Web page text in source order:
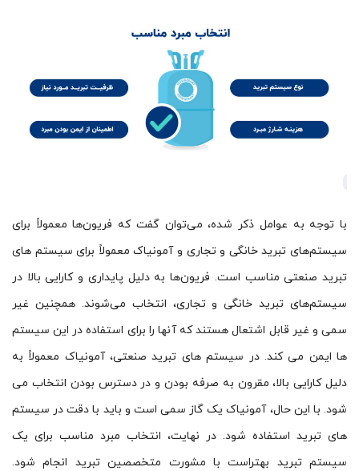
با توجه به عوامل ذکر شده، می‌توان گفت که فریون‌ها معمولاً برای
سیستم‌های تبرید خانگی و تجاری و آمونیاک معمولاً برای سیستم های
تبرید صنعتی مناسب است. فریون‌ها به دلیل پایداری و کارایی بالا در
سیستم‌های تبرید خانگی و تجاری، انتخاب می‌شوند. همچنین غیر
سمی و غیر قابل اشتعال هستند که آنها را برای استفاده در این سیستم
ها ایمن می کند. در سیستم های تبرید صنعتی، آمونیاک معمولاً به
دلیل کارایی بالا، مقرون به صرفه بودن و در دسترس بودن انتخاب می
شود. با این حال، آمونیاک یک گاز سمی است و باید با دقت در سیستم
های تبرید استفاده شود. در نهایت، انتخاب مبرد مناسب برای یک
سیستم تبرید بهتراست با مشورت متخصصین تبرید انجام شود.